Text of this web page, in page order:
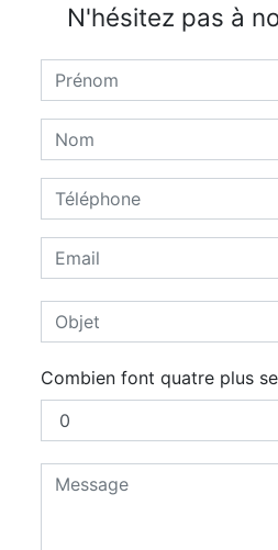
N'hésitez pas à
Combien font quatre plus